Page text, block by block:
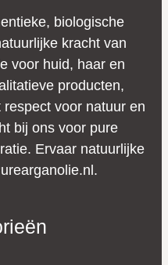
biologische
kracht van
voor huid, haar en
producten,
voor natuur en
bij ons voor pure
Ervaar natuurlijke